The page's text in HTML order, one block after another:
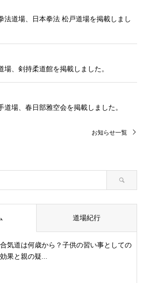
法道場、日本拳法 松戸道場を掲載しまし
場、剣持柔道館を掲載しました。
道場、春日部雅空会を掲載しました。
お知らせ一覧
道場紀行
合気道は何歳から？子供の習い事としての
効果と親の疑...